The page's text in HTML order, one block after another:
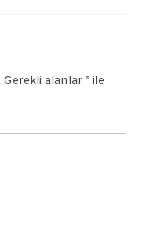
Gerekli alanlar * ile